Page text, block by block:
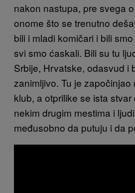
nakon nastupa, pre svega
onome što se trenutno
bili i mladi komičari i bili
svi smo ćaskali. Bili su tu
Srbije, Hrvatske, odasvud i
zanimljivo. Tu je započinjao
klub, a otprilike se ista
nekim drugim mestima i
međusobno da putuju i da